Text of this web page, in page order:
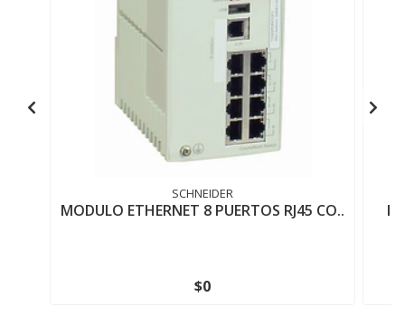
SCHNEIDER
MODULO ETHERNET 8 PUERTOS RJ45 CO..
$0